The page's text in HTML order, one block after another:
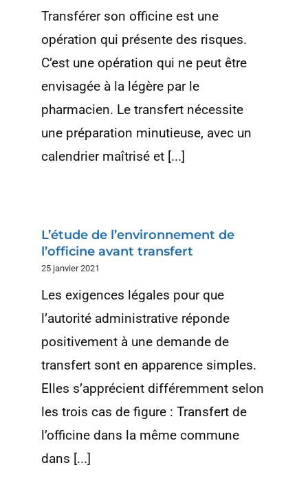
Transférer son officine est une
opération qui présente des risques.
C’est une opération qui ne peut être
envisagée à la légère par le
pharmacien. Le transfert nécessite
une préparation minutieuse, avec un
calendrier maîtrisé et [...]
L’étude de l’environnement de
l’officine avant transfert
25 janvier 2021
Les exigences légales pour que
l’autorité administrative réponde
positivement à une demande de
transfert sont en apparence simples.
Elles s’apprécient différemment selon
les trois cas de figure : Transfert de
l’officine dans la même commune
dans [...]